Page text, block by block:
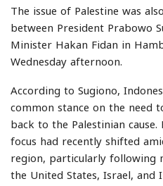
The issue of Palestine was
between President Prabowo
Minister Hakan Fidan in
Wednesday afternoon.
According to Sugiono,
common stance on the
back to the Palestinian
focus had recently shifted
region, particularly following
the United States, Israel, and